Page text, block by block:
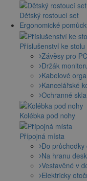
Dětský rostoucí set
Ergonomické
Příslušenství ke stolu
Závěsy pro PC
Držák
Kabelové
Kancelářské
Ochranné
Kolébka pod nohy
Přípojná místa
Do průchodky
Na hranu
Vestavěné v
Elektricky